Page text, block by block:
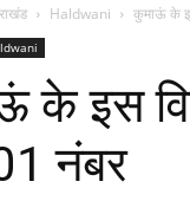
Haldwani कुमाऊं के
के इस
नंबर